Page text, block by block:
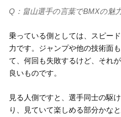
Q：畠山選手の言葉でBMXの魅
乗っている側としては、スピー
力です。ジャンプや他の技術面
て、何回も失敗するけど、それ
良いものです。
見る人側ですと、選手同士の駆
り、見ていて楽しめる部分かな